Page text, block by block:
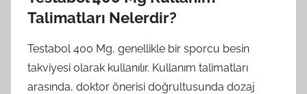
Talimatları Nelerdir?
Testabol 400 Mg, genellikle bir sporcu besin
takviyesi olarak kullanılır. Kullanım talimatları
arasında, doktor önerisi doğrultusunda dozaj